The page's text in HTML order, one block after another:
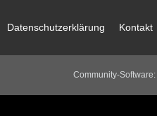
Datenschutzerklärung Kontakt
Community-Software: